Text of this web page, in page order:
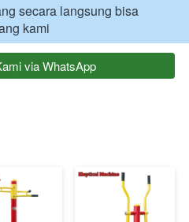
secara langsung bisa
kami
via WhatsApp